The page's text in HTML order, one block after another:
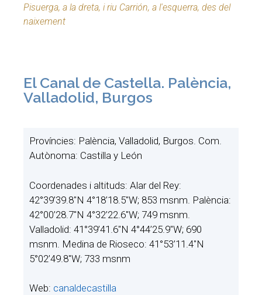
Pisuerga, a la dreta, i riu Carrión, a l'esquerra, des del
naixement
El Canal de Castella. Palència,
Valladolid, Burgos
Províncies: Palència, Valladolid, Burgos. Com.
Autònoma: Castilla y León
Coordenades i altituds: Alar del Rey:
42°39’39.8″N 4°18’18.5″W; 853 msnm. Palència:
42°00’28.7″N 4°32’22.6″W; 749 msnm.
Valladolid: 41°39’41.6″N 4°44’25.9″W; 690​
msnm. Medina de Rioseco: 41°53’11.4″N
5°02’49.8″W; 733 msnm
Web: canaldecastilla